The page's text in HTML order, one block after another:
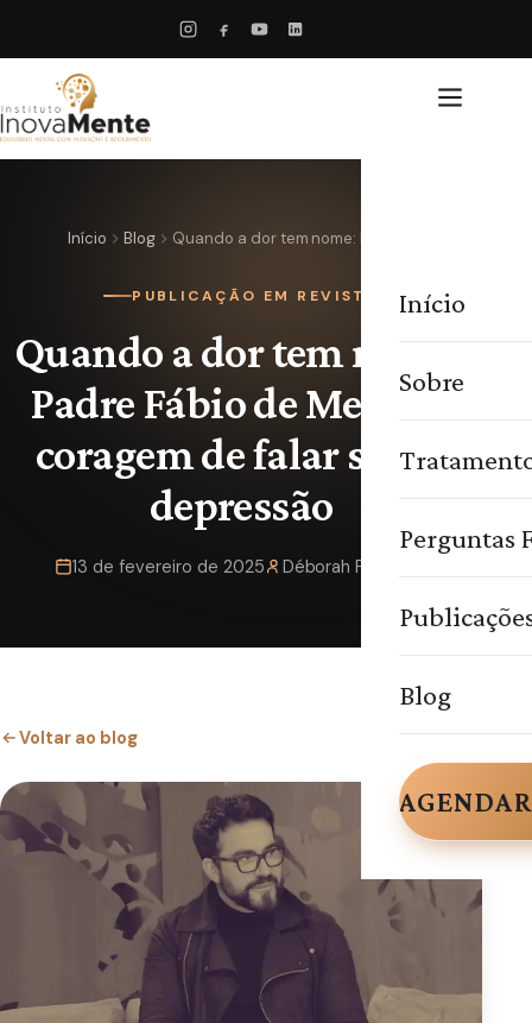
Início
Sobre
Perguntas
Blog
Início Blog Quando a dor tem nome: Padre…
PUBLICAÇÃO EM REVISTA
Quando a dor tem nome:
Padre Fábio de Melo e a
coragem de falar sobre
depressão
13 de fevereiro de 2025 Déborah Pimentel
Voltar ao blog